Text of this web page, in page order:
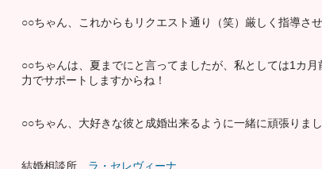
○○ちゃん、これからもリクエスト通り（笑）厳しく指導さ
○○ちゃんは、夏までにと言ってましたが、私としては1カ
力でサポートしますからね！
○○ちゃん、大好きな彼と成婚出来るように一緒に頑張りまし
結婚相談所 ラ・セレヴィーナ